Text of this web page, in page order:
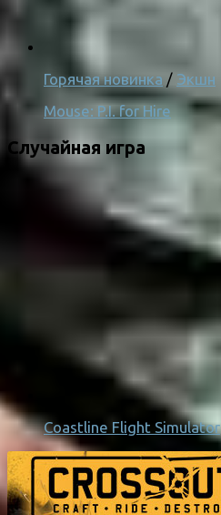
Горячая новинка / Экшн
Mouse: P.I. for Hire
Случайная игра
Coastline Flight Simulator